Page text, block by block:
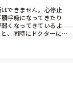
できません。心停止
呼吸になってきたり
くなってきているよ
、同時にドクターに同
な訪室です。